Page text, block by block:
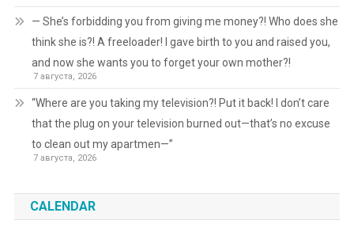
— She’s forbidding you from giving me money?! Who does she
think she is?! A freeloader! I gave birth to you and raised you,
and now she wants you to forget your own mother?!
7 августа, 2026
“Where are you taking my television?! Put it back! I don’t care
that the plug on your television burned out—that’s no excuse
to clean out my apartmen—”
7 августа, 2026
CALENDAR